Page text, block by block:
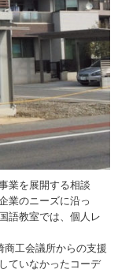
業を展開する相談
業のニーズに沿っ
語教室では、個人レ
商工会議所からの支援
ていなかったコーデ